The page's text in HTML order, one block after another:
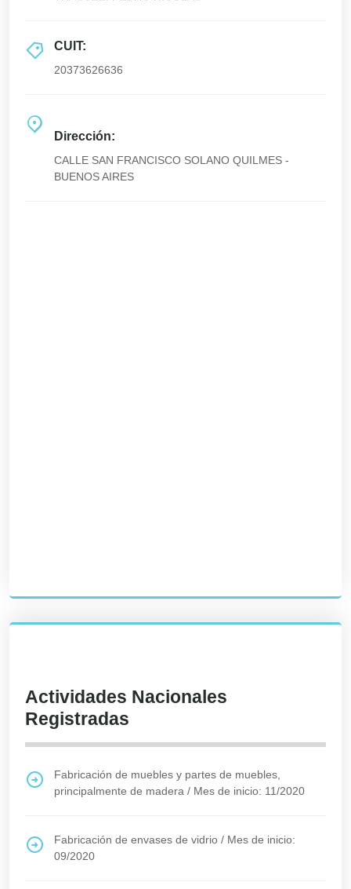
CUIT:
20373626636
Dirección:
CALLE SAN FRANCISCO SOLANO QUILMES -
BUENOS AIRES
Actividades Nacionales
Registradas
Fabricación de muebles y partes de muebles,
principalmente de madera / Mes de inicio: 11/2020
Fabricación de envases de vidrio / Mes de inicio:
09/2020